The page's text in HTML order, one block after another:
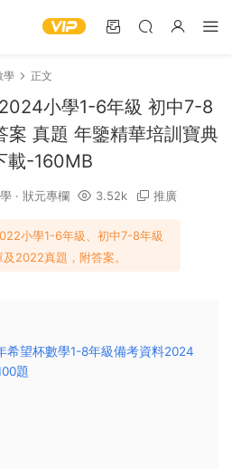
學 正文
小學1-6年級 初中7-8
案 真題 年鑒精華培訓寶典
載-160MB
· 狀元專欄 3.52k 推廣
小學1-6年級、初中7-8年級
2022真題，附答案。
希望杯數學1-8年級備考資料2024
題